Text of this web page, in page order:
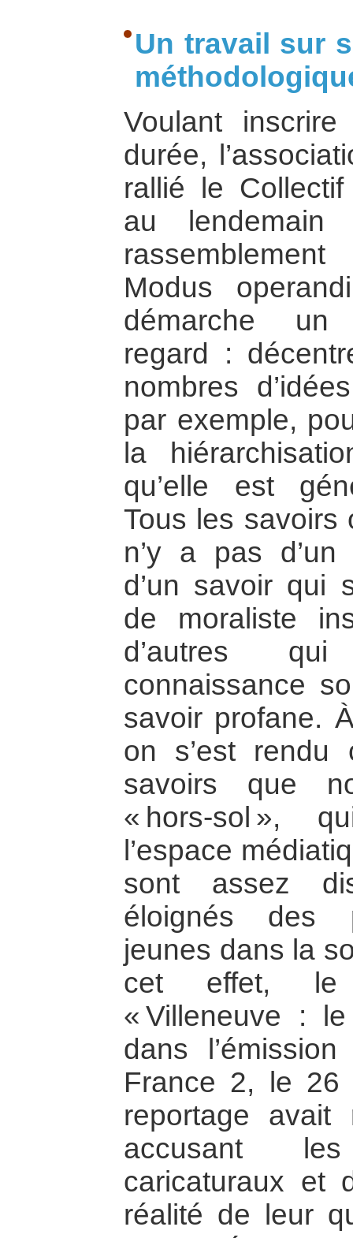
Un travail sur
Voulant
durée,
rallié le
au lendemain
Modus
démarche
regard :
nombres
par exemple,
la
qu’elle est
Tous les savoirs
n’y a pas
d’un savoir qui
de moraliste
d’autres
connaissance
savoir profane.
on s’est rendu
savoirs que
« hors-sol »,
l’espace
sont assez
éloignés des
jeunes dans la
cet effet, le
« Villeneuve :
dans
France 2, le 26
reportage avait
accusant
caricaturaux et
réalité de leur